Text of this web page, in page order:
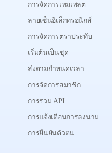
การจัดการเทมเพลต
ลายเซ็นอิเล็กทรอนิกส์
การจัดการตราประทับ
เริ่มต้นเป็นชุด
ส่งตามกำหนดเวลา
การจัดการสมาชิก
การรวม API
การแจ้งเตือนการลงนาม
การยืนยันตัวตน